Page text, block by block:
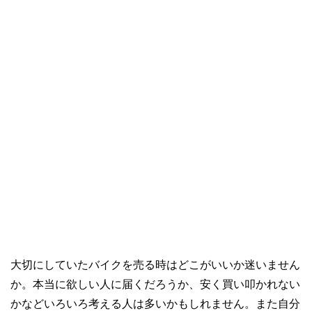
大切にしていたバイクを売る時はどこがいいか迷いません
か。本当に欲しい人に届くだろうか、安く買い叩かれない
かなどいろいろ考える人は多いかもしれません。また自分